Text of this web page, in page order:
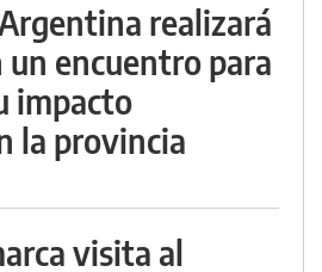
realizará
un encuentro para
impacto
la provincia
visita al